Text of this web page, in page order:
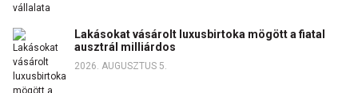
Lakásokat vásárolt luxusbirtoka mögött a fiatal
ausztrál milliárdos
2026. AUGUSZTUS 5.